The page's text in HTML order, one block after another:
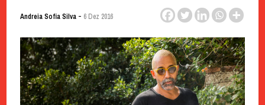
Andreia Sofia Silva- 6 Dez 2016